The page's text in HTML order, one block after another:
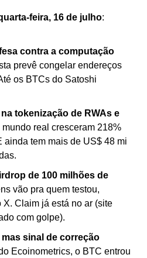
feira, 16 de julho:
contra a computação
prevê congelar endereços
os BTCs do Satoshi
tokenização de RWAs e
real cresceram 218%
ainda tem mais de US$ 48 mi
de 100 milhões de
vão pra quem testou,
Claim já está no ar (site
com golpe).
mas sinal de correção
Ecoinometrics, o BTC entrou